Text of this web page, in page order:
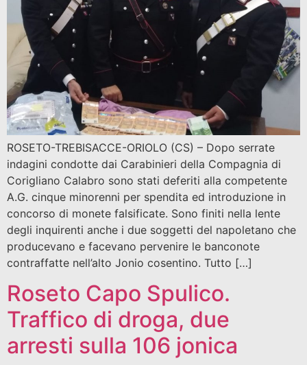
ROSETO-TREBISACCE-ORIOLO (CS) – Dopo serrate
indagini condotte dai Carabinieri della Compagnia di
Corigliano Calabro sono stati deferiti alla competente
A.G. cinque minorenni per spendita ed introduzione in
concorso di monete falsificate. Sono finiti nella lente
degli inquirenti anche i due soggetti del napoletano che
producevano e facevano pervenire le banconote
contraffatte nell’alto Jonio cosentino. Tutto […]
Roseto Capo Spulico.
Traffico di droga, due
arresti sulla 106 jonica